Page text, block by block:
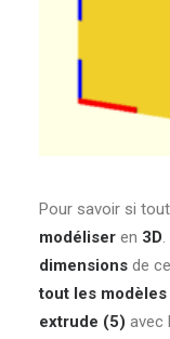
Pour savoir si tout
modéliser en 3D
dimensions de
tout les modèles
extrude (5) avec